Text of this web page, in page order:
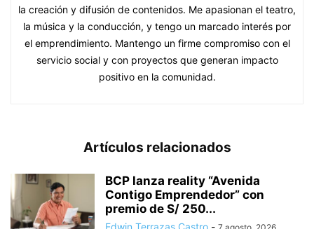
la creación y difusión de contenidos. Me apasionan el teatro,
la música y la conducción, y tengo un marcado interés por
el emprendimiento. Mantengo un firme compromiso con el
servicio social y con proyectos que generan impacto
positivo en la comunidad.
Artículos relacionados
BCP lanza reality “Avenida
Contigo Emprendedor” con
premio de S/ 250...